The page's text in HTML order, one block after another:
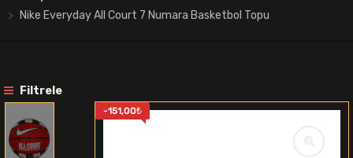
Nike Everyday All Court 7 Numara Basketbol Topu
Filtrele
-151,00₺